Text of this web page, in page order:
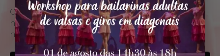
O BalletAdultoKR tem uma extensa grade de
horários, totalmente flexível, para que você
nunca tenha que perder uma aula